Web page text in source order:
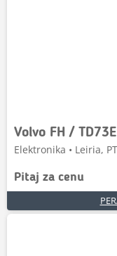
Volvo FH /
Elektronika • Leiria, PT
Pitaj za cenu